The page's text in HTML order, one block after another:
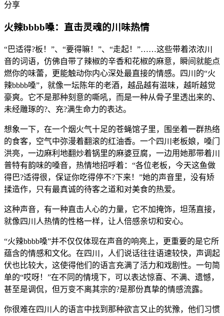
分享
火辣bbbb嗓：直击灵魂的川味热情
“巴适得?板！”、“要得嘛！”、“走起！”……这些带着浓浓川
音的词语，仿佛自带了辣椒的辛香和花椒的麻意，瞬间就能点
燃你的味蕾，更能触动你内心深处最直接的情感。四川的“火
辣bbbb嗓”，就像一坛陈年的老酒，越品越有滋味，越听越觉
豪爽。它不是那种刻意的嘶吼，而是一种从骨子里透出来的、
未经雕琢的?、充?满生命力的表达。
想象一下，在一个烟火气十足的苍蝇馆子里，围坐着一群热络
的食客，空气中弥漫着翻滚的红油香。一个四川老板娘，嗓门
洪亮，一边麻利地翻炒着锅里的麻婆豆腐，一边用她那带着川
普特有韵味的嗓音，热情地招呼着：“各位老板，今天这鱼做
得巴?适得很，保证你吃得停不?下来！”她的声音里，没有矫
揉造作，只有最真诚的待客之道和对美食的热爱。
这种声音，有一种直击人心的力量，它不加掩饰，坦荡直接，
就像四川人热情的性格一样，让人倍感亲切和安心。
“火辣bbbb嗓”并不仅仅体现在声音的响亮上，更重要的是它所
蕴含的情感和文化。在四川，人们说话往往语速较快，声调起
伏也比较大，这使得他们的语言充满了活力和戏剧性。一句简
单的“哎呀！”在不同的情境下，可以表达惊喜、不满、遗憾，
甚至是调侃，但万变不离其宗的?是那份真挚的情感流露。
你很难在四川人的语言中找到那种欲言又止的犹豫，他们习惯